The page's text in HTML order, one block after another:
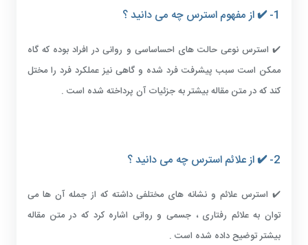
1- ✔️ از مفهوم استرس چه می دانید ؟
✔️ استرس نوعی حالت های احساساسی و روانی در افراد بوده که گاه
ممکن است سبب پیشرفت فرد شده و گاهی نیز عملکرد فرد را مختل
کند که در متن مقاله بیشتر به جزئیات آن پرداخته شده است .
2- ✔️ از علائم استرس چه می دانید ؟
✔️ استرس علائم و نشانه های مختلفی داشته که از جمله آن ها می
توان به علائم رفتاری ، جسمی و روانی اشاره کرد که در متن مقاله
بیشتر توضیح داده شده است .